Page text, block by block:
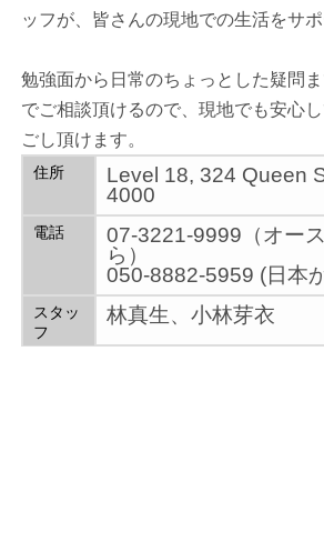
ッフが、皆さんの現地での生活をサポ
勉強面から日常のちょっとした疑問
でご相談頂けるので、現地でも安心
ごし頂けます。
住所
Level 18, 324 Queen
4000
電話
07-3221-9999（オー
ら）
050-8882-5959 (日本か
スタッ
フ
林真生、小林芽衣